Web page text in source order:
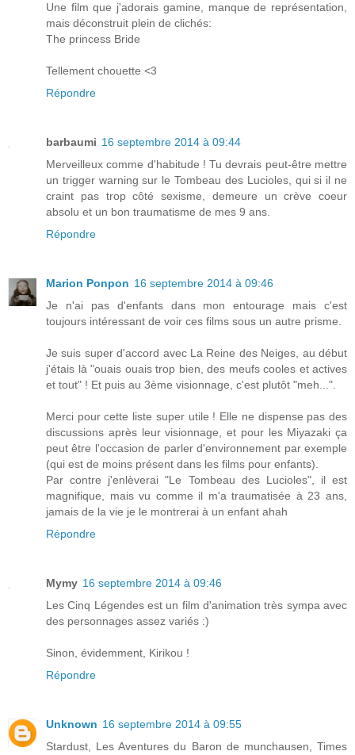
Une film que j'adorais gamine, manque de représentation,
mais déconstruit plein de clichés:
The princess Bride
Tellement chouette <3
Répondre
barbaumi 16 septembre 2014 à 09:44
Merveilleux comme d'habitude ! Tu devrais peut-être mettre
un trigger warning sur le Tombeau des Lucioles, qui si il ne
craint pas trop côté sexisme, demeure un crève coeur
absolu et un bon traumatisme de mes 9 ans.
Répondre
Marion Ponpon 16 septembre 2014 à 09:46
Je n'ai pas d'enfants dans mon entourage mais c'est
toujours intéressant de voir ces films sous un autre prisme.
Je suis super d'accord avec La Reine des Neiges, au début
j'étais là "ouais ouais trop bien, des meufs cooles et actives
et tout" ! Et puis au 3ème visionnage, c'est plutôt "meh...".
Merci pour cette liste super utile ! Elle ne dispense pas des
discussions après leur visionnage, et pour les Miyazaki ça
peut être l'occasion de parler d'environnement par exemple
(qui est de moins présent dans les films pour enfants).
Par contre j'enlèverai "Le Tombeau des Lucioles", il est
magnifique, mais vu comme il m'a traumatisée à 23 ans,
jamais de la vie je le montrerai à un enfant ahah
Répondre
Mymy 16 septembre 2014 à 09:46
Les Cinq Légendes est un film d'animation très sympa avec
des personnages assez variés :)
Sinon, évidemment, Kirikou !
Répondre
Unknown 16 septembre 2014 à 09:55
Stardust, Les Aventures du Baron de munchausen, Times